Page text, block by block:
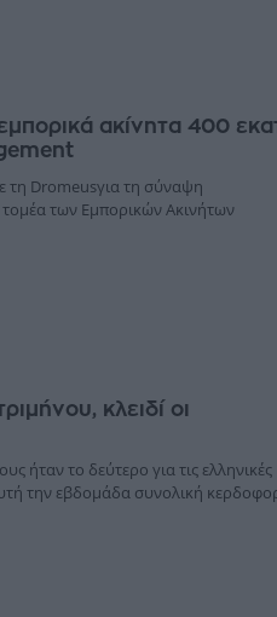
ακίνητα 400
τη Dromeusγια τη σύναψη
των Εμπορικών Ακινήτων
κλειδί οι
ήταν το δεύτερο για τις ελληνικές
την εβδομάδα συνολική